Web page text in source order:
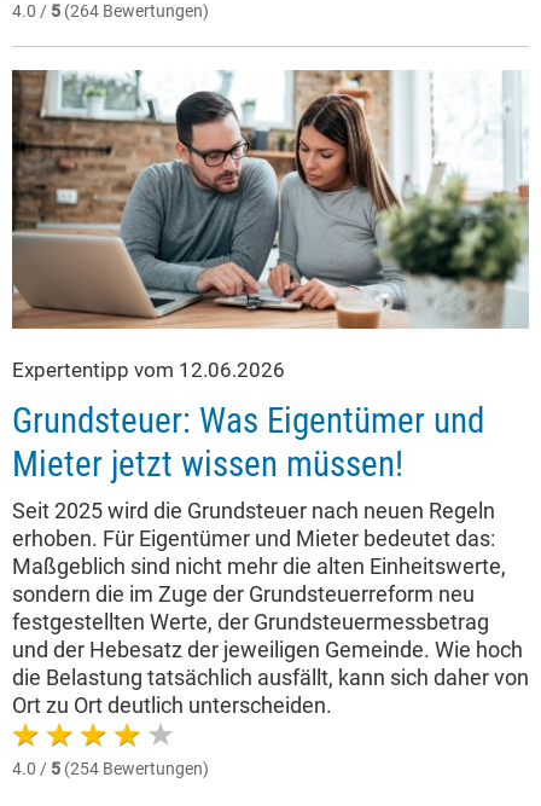
4.0 / 5 (264 Bewertungen)
Expertentipp vom 12.06.2026
Grundsteuer: Was Eigentümer und
Mieter jetzt wissen müssen!
Seit 2025 wird die Grundsteuer nach neuen Regeln
erhoben. Für Eigentümer und Mieter bedeutet das:
Maßgeblich sind nicht mehr die alten Einheitswerte,
sondern die im Zuge der Grundsteuerreform neu
festgestellten Werte, der Grundsteuermessbetrag
und der Hebesatz der jeweiligen Gemeinde. Wie hoch
die Belastung tatsächlich ausfällt, kann sich daher von
Ort zu Ort deutlich unterscheiden.
4.0 / 5 (254 Bewertungen)